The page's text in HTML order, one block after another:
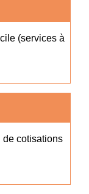
(services à
de cotisations